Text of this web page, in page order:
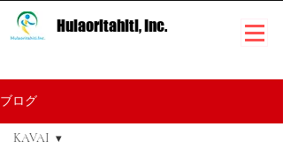
Hulaoritahiti, Inc.
ブログ
KAVAI